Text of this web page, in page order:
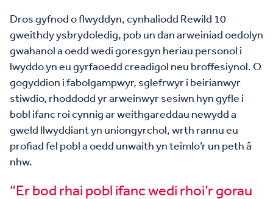
Dros gyfnod o flwyddyn, cynhaliodd Rewild 10
gweithdy ysbrydoledig, pob un dan arweiniad oedolyn
gwahanol a oedd wedi goresgyn heriau personol i
lwyddo yn eu gyrfaoedd creadigol neu broffesiynol. O
gogyddion i fabolgampwyr, sglefrwyr i beirianwyr
stiwdio, rhoddodd yr arweinwyr sesiwn hyn gyfle i
bobl ifanc roi cynnig ar weithgareddau newydd a
gweld llwyddiant yn uniongyrchol, wrth rannu eu
profiad fel pobl a oedd unwaith yn teimlo’r un peth â
nhw.
“Er bod rhai pobl ifanc wedi rhoi’r gorau